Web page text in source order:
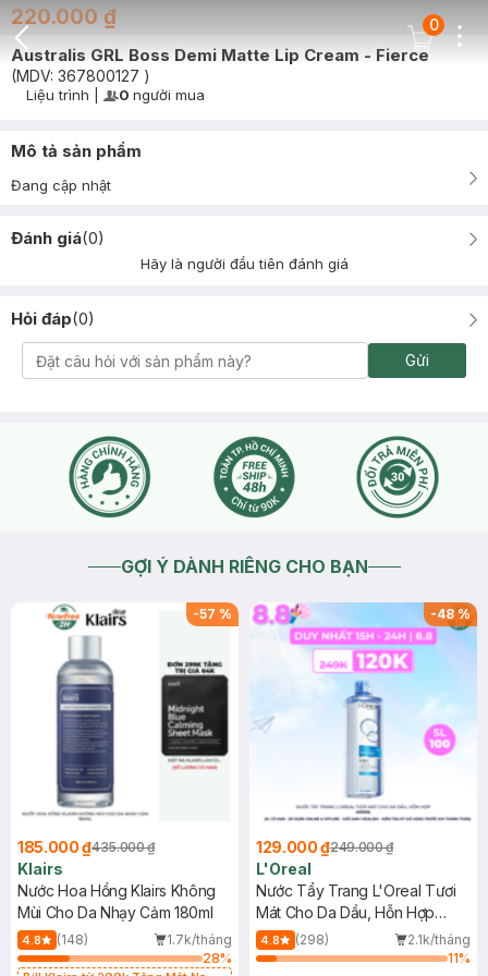
Back Icon
Cart Icon
0
220.000 ₫
Australis GRL Boss Demi Matte Lip Cream - Fierce
(MDV: 367800127 )
Timer Gray Icon
Liệu trình User Product Icon
0 người mua
Mô tả sản phẩm
Đang cập nhật
Đánh giá(0)
Hãy là người đầu tiên đánh giá
Hỏi đáp(0)
Gửi
GỢI Ý DÀNH RIÊNG CHO BẠN
-57 %
185.000 ₫435.000 ₫
Klairs
Nước Hoa Hồng Klairs Không
Mùi Cho Da Nhạy Cảm 180ml
4.8 (148)
1.7k/tháng
28%
-48%
129.000 ₫249.000 ₫
L'Oreal
Nước Tẩy Trang L'Oreal Tươi
Mát Cho Da Dầu, Hỗn Hợp
400ml
4.8 (298)
2.1k/tháng
11%